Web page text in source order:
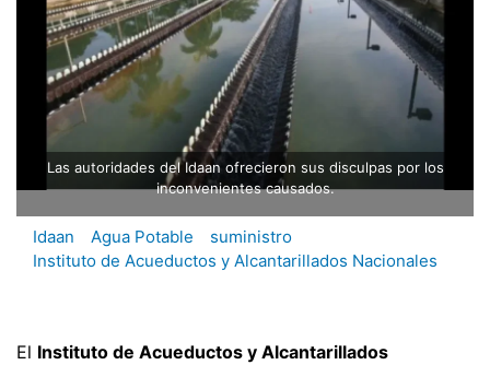
Las autoridades del Idaan ofrecieron sus disculpas por los
inconvenientes causados.
Idaan Agua Potable
suministro
Instituto de Acueductos y Alcantarillados Nacionales
El Instituto de Acueductos y Alcantarillados